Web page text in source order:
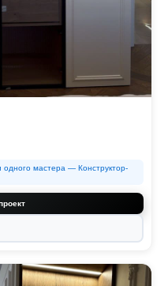
мастера — Конструктор-